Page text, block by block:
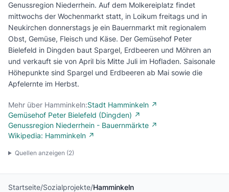
Genussregion Niederrhein. Auf dem Molkereiplatz findet
mittwochs der Wochenmarkt statt, in Loikum freitags und in
Neukirchen donnerstags je ein Bauernmarkt mit regionalem
Obst, Gemüse, Fleisch und Käse. Der Gemüsehof Peter
Bielefeld in Dingden baut Spargel, Erdbeeren und Möhren an
und verkauft sie von April bis Mitte Juli im Hofladen. Saisonale
Höhepunkte sind Spargel und Erdbeeren ab Mai sowie die
Apfelernte im Herbst.
Mehr über Hamminkeln:Stadt Hamminkeln ↗
Gemüsehof Peter Bielefeld (Dingden) ↗
Genussregion Niederrhein - Bauernmärkte ↗
Wikipedia: Hamminkeln ↗
Quellen anzeigen (2)
Startseite/Sozialprojekte/Hamminkeln